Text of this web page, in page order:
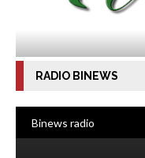
RADIO BINEWS